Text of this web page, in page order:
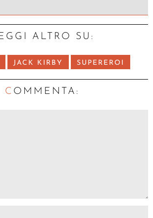
ALTRO SU:
JACK KIRBY SUPEREROI
C OMMENTA: